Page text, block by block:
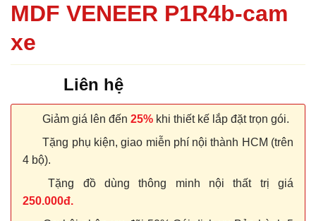
MDF VENEER P1R4b-cam
xe
Liên hệ
Giảm giá lên đến 25% khi thiết kế lắp đặt trọn gói.
Tặng phụ kiện, giao miễn phí nội thành HCM (trên
4 bộ).
Tặng đồ dùng thông minh nội thất trị giá
250.000đ.